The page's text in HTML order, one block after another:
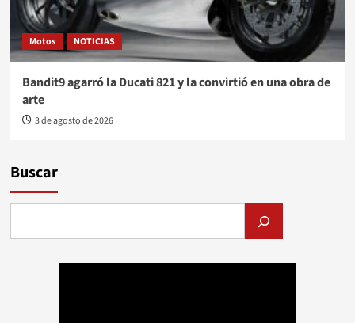
Motos NOTICIAS
Bandit9 agarró la Ducati 821 y la convirtió en una obra de
arte
3 de agosto de 2026
Buscar